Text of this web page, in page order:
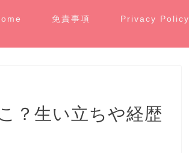
免責事項 Privacy Policy
？生い立ちや経歴